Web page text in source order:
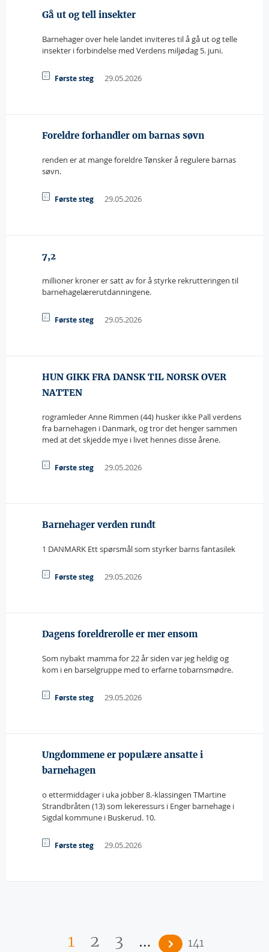
Gå ut og tell insekter
Barnehager over hele landet inviteres til å gå ut og telle
insekter i forbindelse med Verdens miljødag 5. juni.
Første steg 29.05.2026
Foreldre forhandler om barnas søvn
renden er at mange foreldre Tønsker å regulere barnas
søvn.
Første steg 29.05.2026
7,2
millioner kroner er satt av for å styrke rekrutteringen til
barnehagelærerutdanningene.
Første steg 29.05.2026
HUN GIKK FRA DANSK TIL NORSK OVER
NATTEN
rogramleder Anne Rimmen (44) husker ikke Pall verdens
fra barnehagen i Danmark, og tror det henger sammen
med at det skjedde mye i livet hennes disse årene.
Første steg 29.05.2026
Barnehager verden rundt
1 DANMARK Ett spørsmål som styrker barns fantasilek
Første steg 29.05.2026
Dagens foreldrerolle er mer ensom
Som nybakt mamma for 22 år siden var jeg heldig og
kom i en barselgruppe med to erfarne tobarnsmødre.
Første steg 29.05.2026
Ungdommene er populære ansatte i
barnehagen
o ettermiddager i uka jobber 8.-klassingen TMartine
Strandbråten (13) som lekeressurs i Enger barnehage i
Sigdal kommune i Buskerud. 10.
Første steg 29.05.2026
1 2 3 … 141